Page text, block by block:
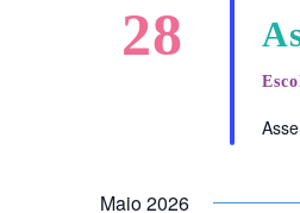
28
Maio 2026